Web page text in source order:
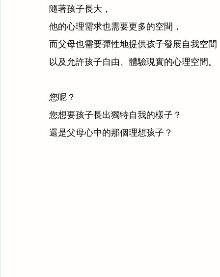
隨著孩子長大，
他的心理需求也需要更多的空間，
而父母也需要彈性地提供孩子發展自我空間
以及允許孩子自由、體驗現實的心理空間。
您呢？
您想要孩子長出獨特自我的樣子？
還是父母心中的那個理想孩子？